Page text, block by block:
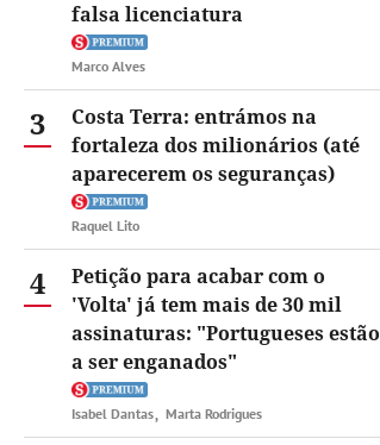
falsa licenciatura
Marco Alves
3
Costa Terra: entrámos na
fortaleza dos milionários (até
aparecerem os seguranças)
Raquel Lito
4
Petição para acabar com o
'Volta' já tem mais de 30 mil
assinaturas: "Portugueses estão
a ser enganados"
Isabel Dantas Marta Rodrigues